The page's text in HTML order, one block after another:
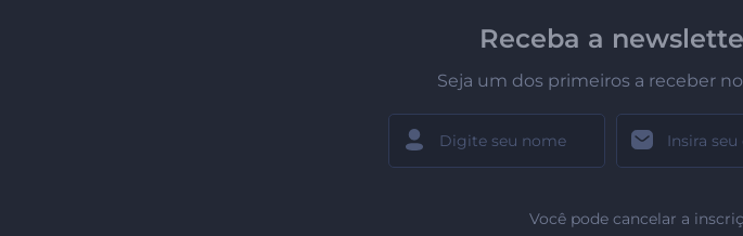
Receba a
Seja um dos primeiros a receber
Você pode cancelar a